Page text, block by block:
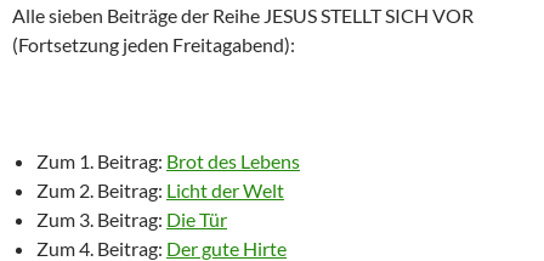
Alle sieben Beiträge der Reihe JESUS STELLT SICH VOR
(Fortsetzung jeden Freitagabend):
Zum 1. Beitrag: Brot des Lebens
Zum 2. Beitrag: Licht der Welt
Zum 3. Beitrag: Die Tür
Zum 4. Beitrag: Der gute Hirte